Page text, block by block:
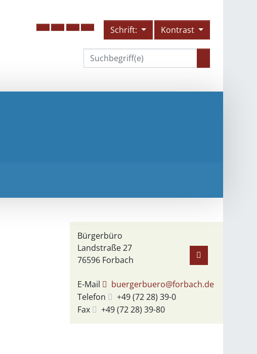
Schrift: Kontrast
Bürgerbüro
Landstraße 27
76596 Forbach
E-Mail
buergerbuero@forbach.de
Telefon
+49 (7228) 39-0
Fax
+49 (7228) 39-80